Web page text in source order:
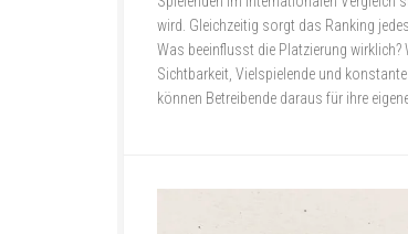
wird. Gleichzeitig sorgt das Ranking
Was beeinflusst die Platzierung wirklich?
Sichtbarkeit, Vielspielende und
können Betreibende daraus für ihre